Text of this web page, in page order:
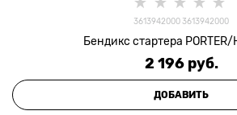
3613942000 3613942000
Бендикс стартера
2 196 руб.
ДОБАВИТЬ